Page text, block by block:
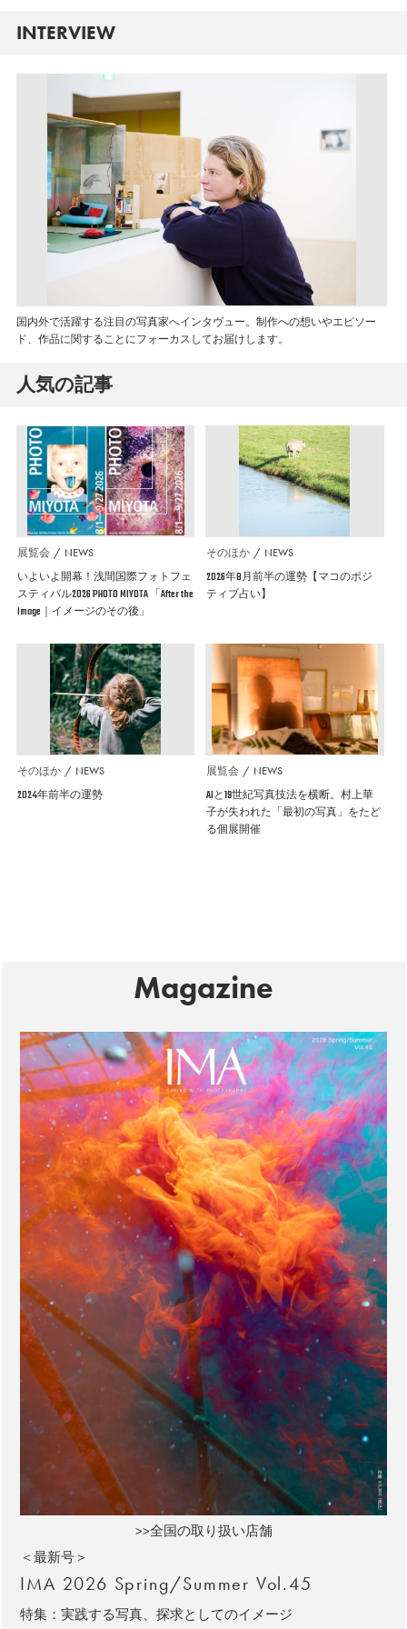
INTERVIEW
国内外で活躍する注目の写真家へインタヴュー。制作への想いやエピソー
ド、作品に関することにフォーカスしてお届けします。
人気の記事
展覧会 NEWS
いよいよ開幕！浅間国際フォトフェ
スティバル2026 PHOTO MIYOTA 「After the
Image｜イメージのその後」
そのほか NEWS
2026年8月前半の運勢【マコのポジ
ティブ占い】
そのほか NEWS
2024年前半の運勢
展覧会 NEWS
AIと19世紀写真技法を横断。村上華
子が失われた「最初の写真」をたど
る個展開催
Magazine
>>全国の取り扱い店舗
＜最新号＞
IMA 2026 Spring/Summer Vol.45
特集：実践する写真、探求としてのイメージ